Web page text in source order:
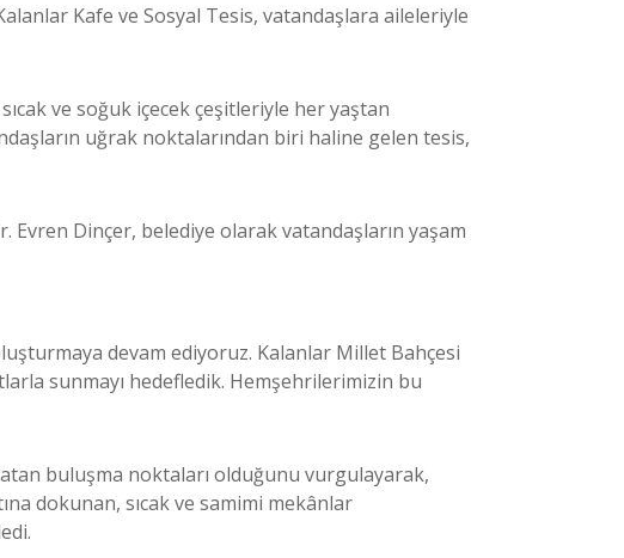
Kafe ve Sosyal Tesis, vatandaşlara aileleriyle
ve soğuk içecek çeşitleriyle her yaştan
uğrak noktalarından biri haline gelen tesis,
Evren Dinçer, belediye olarak vatandaşların yaşam
devam ediyoruz. Kalanlar Millet Bahçesi
sunmayı hedefledik. Hemşehrilerimizin bu
buluşma noktaları olduğunu vurgulayarak,
dokunan, sıcak ve samimi mekânlar